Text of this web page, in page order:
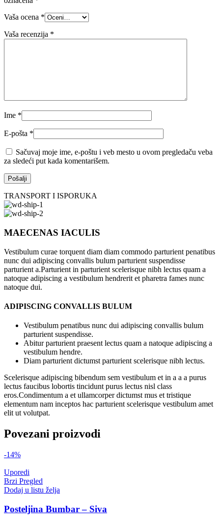
Vaša ocena *
Vaša recenzija *
Ime *
E-pošta *
Sačuvaj moje ime, e-poštu i veb mesto u ovom pregledaču veba
za sledeći put kada komentarišem.
TRANSPORT I ISPORUKA
MAECENAS IACULIS
Vestibulum curae torquent diam diam commodo parturient penatibus
nunc dui adipiscing convallis bulum parturient suspendisse
parturient a.Parturient in parturient scelerisque nibh lectus quam a
natoque adipiscing a vestibulum hendrerit et pharetra fames nunc
natoque dui.
ADIPISCING CONVALLIS BULUM
Vestibulum penatibus nunc dui adipiscing convallis bulum
parturient suspendisse.
Abitur parturient praesent lectus quam a natoque adipiscing a
vestibulum hendre.
Diam parturient dictumst parturient scelerisque nibh lectus.
Scelerisque adipiscing bibendum sem vestibulum et in a a a purus
lectus faucibus lobortis tincidunt purus lectus nisl class
eros.Condimentum a et ullamcorper dictumst mus et tristique
elementum nam inceptos hac parturient scelerisque vestibulum amet
elit ut volutpat.
Povezani proizvodi
-14%
Uporedi
Brzi Pregled
Dodaj u listu želja
Posteljina Bumbar – Siva